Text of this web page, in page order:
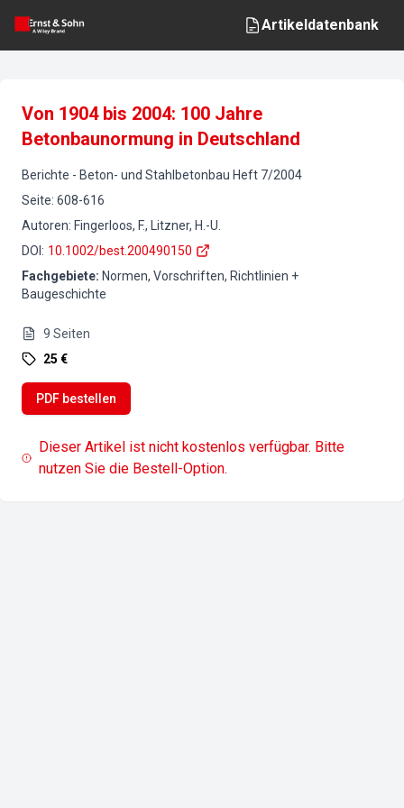
Artikeldatenbank
Von 1904 bis 2004: 100 Jahre
Betonbaunormung in Deutschland
Berichte - Beton- und Stahlbetonbau Heft 7/2004
Seite: 608-616
Autoren: Fingerloos, F., Litzner, H.-U.
DOI : 10.1002/best.200490150
Fachgebiete: Normen, Vorschriften, Richtlinien +
Baugeschichte
9 Seiten
25 €
PDF bestellen
Dieser Artikel ist nicht kostenlos verfügbar. Bitte
nutzen Sie die Bestell-Option.